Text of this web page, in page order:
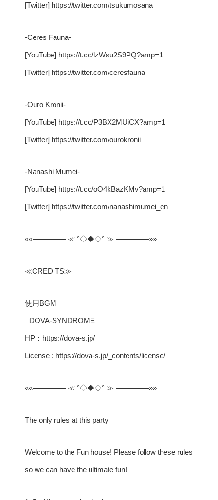
[Twitter] https://twitter.com/tsukumosana
-Ceres Fauna-
[YouTube] https://t.co/lzWsu2S9PQ?amp=1
[Twitter] https://twitter.com/ceresfauna
-Ouro Kronii-
[YouTube] https://t.co/P3BX2MUiCX?amp=1
[Twitter] https://twitter.com/ourokronii
-Nanashi Mumei-
[YouTube] https://t.co/oO4kBazKMv?amp=1
[Twitter] https://twitter.com/nanashimumei_en
««————– ≪ °◇◆◇° ≫ ————–»»
≪CREDITS≫
使用BGM
□DOVA-SYNDROME
HP：https://dova-s.jp/
License : https://dova-s.jp/_contents/license/
««————– ≪ °◇◆◇° ≫ ————–»»
The only rules at this party
Welcome to the Fun house! Please follow these rules
so we can have the ultimate fun!